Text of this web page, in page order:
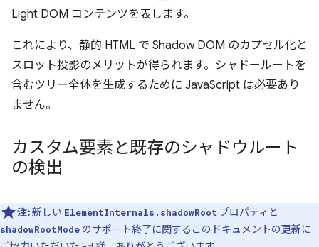
Light DOM コンテンツを表します。
これにより、静的 HTML で Shadow DOM のカプセル化と
スロット投影のメリットが得られます。シャドールートを
含むツリー全体を生成するために JavaScript は必要あり
ません。
カスタム要素と既存のシャドウルート
の検出
注:新しい ElementInternals.shadowRoot プロパティと
shadowRootMode のサポート終了に関するこのドキュメントの更新に